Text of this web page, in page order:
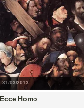
31/03/2013
Ecce Homo